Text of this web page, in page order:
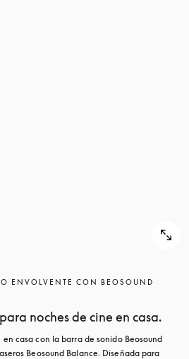
ENVOLVENTE CON BEOSOUND
noches de cine en casa.
casa con la barra de sonido Beosound
Beosound Balance. Diseñada para